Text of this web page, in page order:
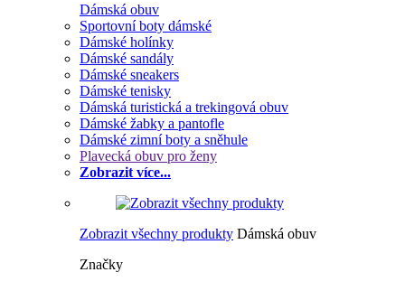
Dámská obuv
Sportovní boty dámské
Dámské holínky
Dámské sandály
Dámské sneakers
Dámské tenisky
Dámská turistická a trekingová obuv
Dámské žabky a pantofle
Dámské zimní boty a sněhule
Plavecká obuv pro ženy
Zobrazit více...
Zobrazit všechny produkty Dámská obuv
Značky